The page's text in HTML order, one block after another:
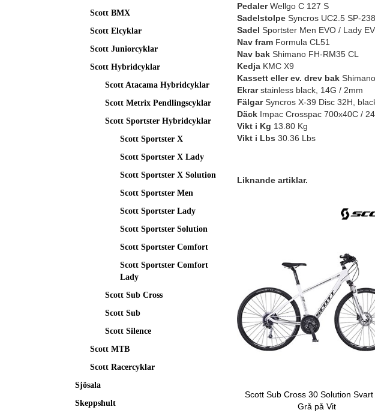
Scott BMX
Scott Elcyklar
Scott Juniorcyklar
Scott Hybridcyklar
Scott Atacama Hybridcyklar
Scott Metrix Pendlingscyklar
Scott Sportster Hybridcyklar
Scott Sportster X
Scott Sportster X Lady
Scott Sportster X Solution
Scott Sportster Men
Scott Sportster Lady
Scott Sportster Solution
Scott Sportster Comfort
Scott Sportster Comfort
Lady
Scott Sub Cross
Scott Sub
Scott Silence
Scott MTB
Scott Racercyklar
Sjösala
Skeppshult
PedalerWellgo C 127 S
SadelstolpeSyncros UC2.5 SP-
Sadel Sportster Men EVO / Lady
Nav framFormula CL51
Nav bakShimano FH-RM35 CL
KedjaKMC X9
Kassett eller ev. drev bak
Ekrarstainless black, 14G / 2mm
FälgarSyncros X-39 Disc 32H,
DäckImpac Crosspac 700x40C /
Vikt i Kg 13.80 Kg
Vikt i Lbs 30.36 Lbs
Liknande artiklar.
Scott Sub Cross 30 Solution Svart
Grå på Vit